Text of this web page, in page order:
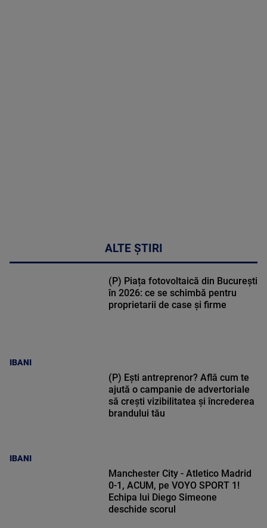
ALTE ȘTIRI
IBANI
(P) Piața fotovoltaică din București
în 2026: ce se schimbă pentru
proprietarii de case și firme
IBANI
(P) Ești antreprenor? Află cum te
ajută o campanie de advertoriale
să crești vizibilitatea și încrederea
brandului tău
Manchester City - Atletico Madrid
0-1, ACUM, pe VOYO SPORT 1!
Echipa lui Diego Simeone
deschide scorul